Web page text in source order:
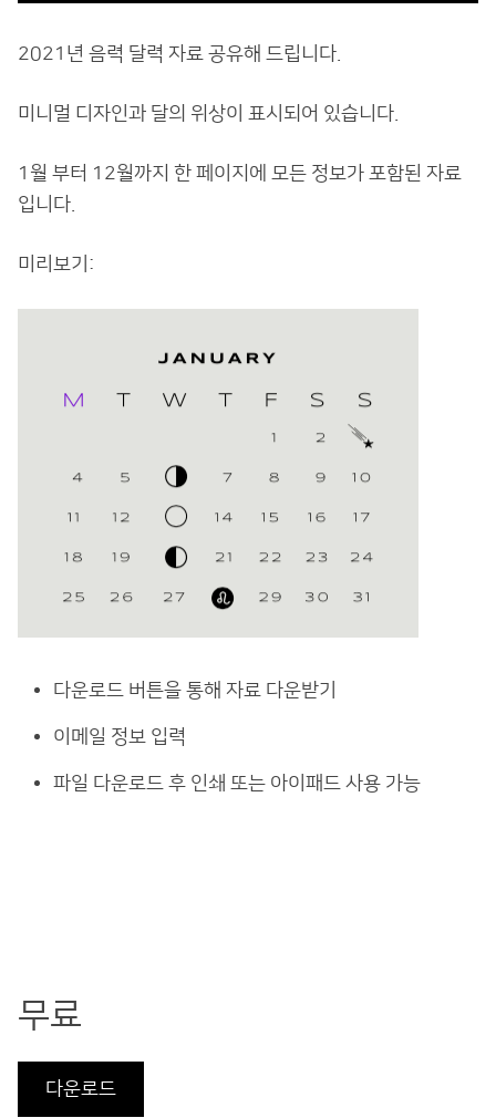
2021년 음력 달력 자료 공유해 드립니다.
미니멀 디자인과 달의 위상이 표시되어 있습니다.
1월 부터 12월까지 한 페이지에 모든 정보가 포함된 자료
입니다.
미리보기:
다운로드 버튼을 통해 자료 다운받기
이메일 정보 입력
파일 다운로드 후 인쇄 또는 아이패드 사용 가능
무료
다운로드